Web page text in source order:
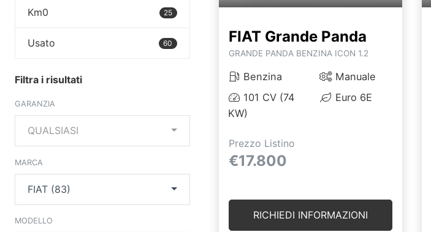
Km0 25
Usato 60
Filtra i risultati
GARANZIA
QUALSIASI
MARCA
FIAT (83)
MODELLO
FIAT Grande Panda
GRANDE PANDA BENZINA ICON 1.2
Benzina
Manuale
101 CV (74
KW)
Euro 6E
Prezzo Listino
€17.800
RICHIEDI INFORMAZIONI